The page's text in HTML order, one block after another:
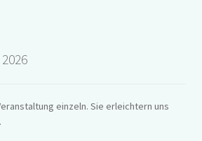
einzeln. Sie erleichtern uns